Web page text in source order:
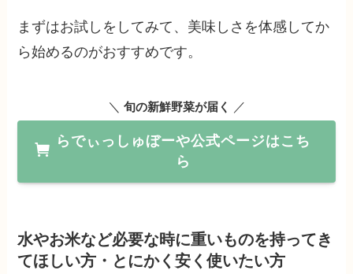
まずはお試しをしてみて、美味しさを体感してか
ら始めるのがおすすめです。
＼ 旬の新鮮野菜が届く ／
らでぃっしゅぼーや公式ページはこち
ら
水やお米など必要な時に重いものを持ってき
てほしい方・とにかく安く使いたい方